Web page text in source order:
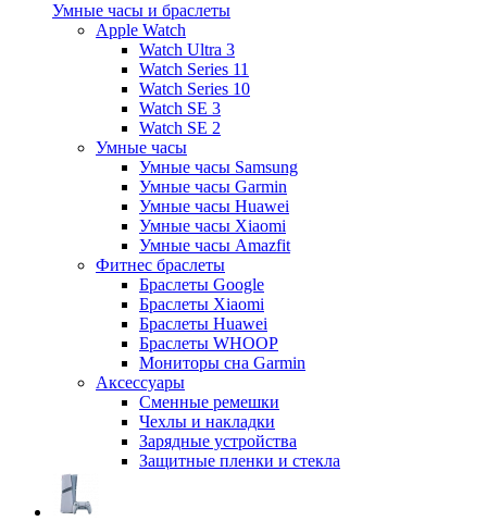
Умные часы и браслеты
Apple Watch
Watch Ultra 3
Watch Series 11
Watch Series 10
Watch SE 3
Watch SE 2
Умные часы
Умные часы Samsung
Умные часы Garmin
Умные часы Huawei
Умные часы Xiaomi
Умные часы Amazfit
Фитнес браслеты
Браслеты Google
Браслеты Xiaomi
Браслеты Huawei
Браслеты WHOOP
Мониторы сна Garmin
Аксессуары
Сменные ремешки
Чехлы и накладки
Зарядные устройства
Защитные пленки и стекла